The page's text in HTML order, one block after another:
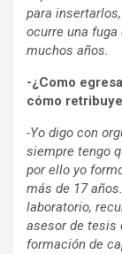
para
ocurre una fuga
muchos años.
-¿Como
cómo
-Yo digo con
siempre tengo
por ello yo
más de 17
laboratorio,
asesor de tesis
formación de